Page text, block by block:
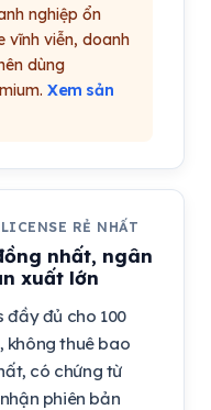
nghiệp ổn
vĩnh viễn, doanh
dùng
Xem sản
RẺ NHẤT
nhất, ngân
xuất lớn
đầy đủ cho 100
không thuê bao
có chứng từ
phiên bản